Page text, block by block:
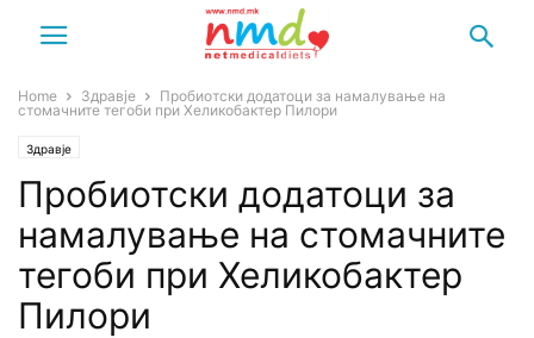
Home Здравје
Пробиотски додатоци за намалување на
стомачните тегоби при Хеликобактер Пилори
Здравје
Пробиотски додатоци за
намалување на стомачните
тегоби при Хеликобактер
Пилори